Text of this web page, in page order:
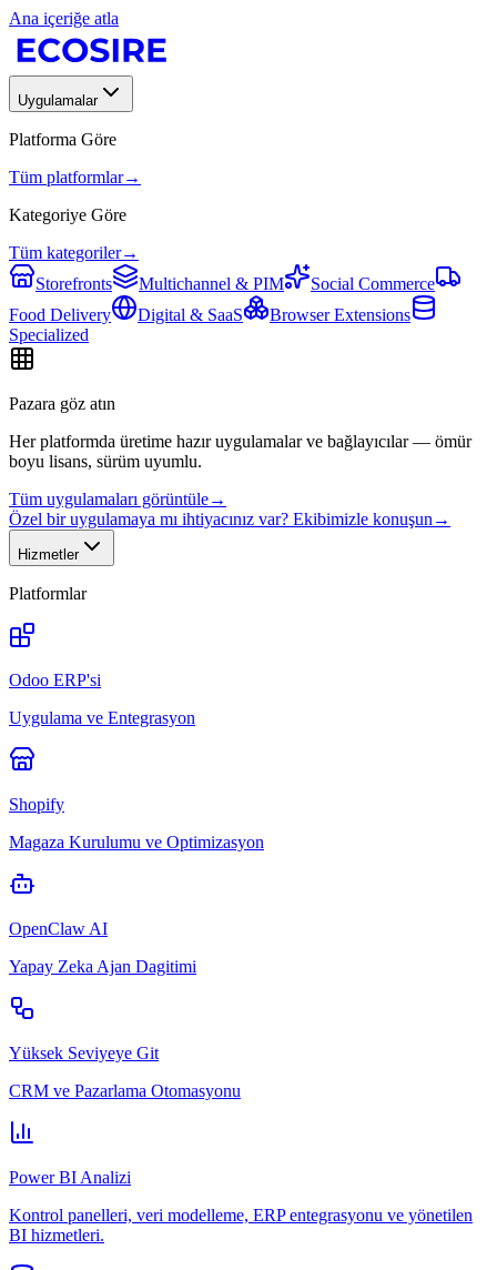
Ana içeriğe atla
Uygulamalar
Platforma Göre
Tüm platformlar→
Kategoriye Göre
Tüm kategoriler→
Storefronts
Multichannel & PIM
Social Commerce
Food Delivery
Digital & SaaS
Browser Extensions
Specialized
Pazara göz atın
Her platformda üretime hazır uygulamalar ve bağlayıcılar — ömür
boyu lisans, sürüm uyumlu.
Tüm uygulamaları görüntüle→
Özel bir uygulamaya mı ihtiyacınız var? Ekibimizle konuşun →
Hizmetler
Platformlar
Odoo ERP'si
Uygulama ve Entegrasyon
Shopify
Magaza Kurulumu ve Optimizasyon
OpenClaw AI
Yapay Zeka Ajan Dagitimi
Yüksek Seviyeye Git
CRM ve Pazarlama Otomasyonu
Power BI Analizi
Kontrol panelleri, veri modelleme, ERP entegrasyonu ve yönetilen
BI hizmetleri.